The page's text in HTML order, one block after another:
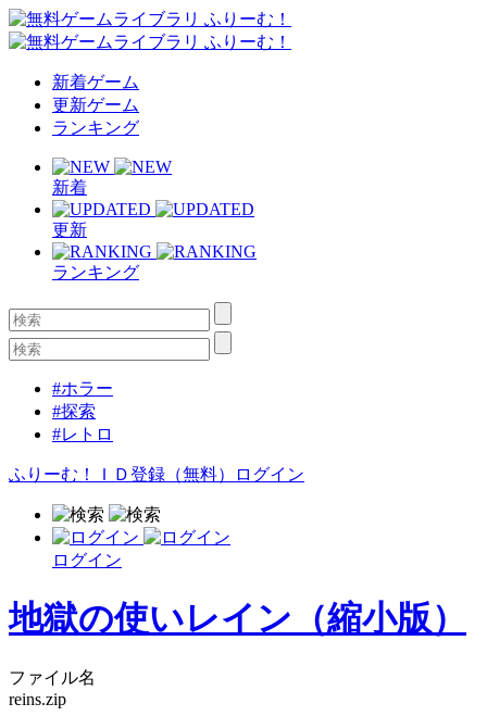
新着ゲーム
更新ゲーム
ランキング
新着
更新
ランキング
#ホラー
#探索
#レトロ
ふりーむ！ＩＤ登録（無料） ログイン
ログイン
地獄の使いレイン（縮小版）
ファイル名
reins.zip